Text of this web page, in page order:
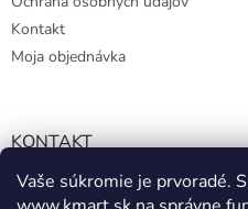
Vaše súkromie je prvoradé.
Kontakt
Moja objednávka
KONTAKT
info@kmart.sk